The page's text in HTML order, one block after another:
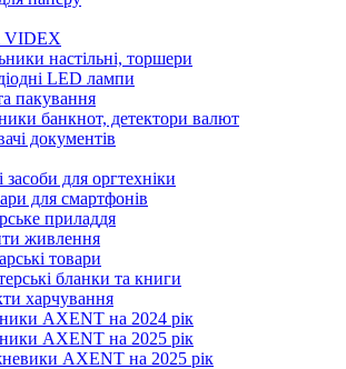
VIDEX
настільні, торшери
LED лампи
пакування
банкнот, детектори валют
документів
засоби для оргтехніки
для смартфонів
приладдя
живлення
товари
бланки та книги
харчування
AXENT на 2024 рік
AXENT на 2025 рік
AXENT на 2025 рік